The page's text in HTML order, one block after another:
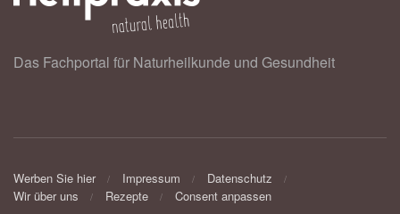
Das Fachportal für Naturheilkunde und Gesundheit
Werben Sie hier Impressum
Datenschutz
Wir über uns
Rezepte Consent anpassen